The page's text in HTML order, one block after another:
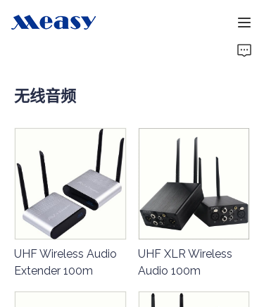
无线音频
UHF Wireless Audio
Extender 100m
UHF XLR Wireless
Audio 100m
产品
新闻
支持